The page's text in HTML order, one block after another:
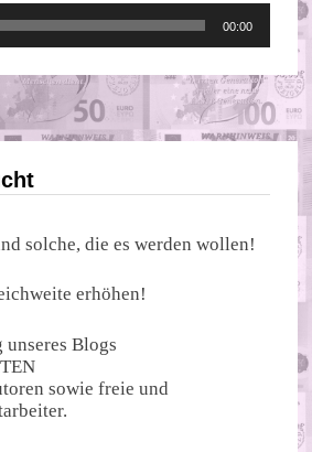
00:00
solche, die es werden wollen!
erhöhen!
unseres Blogs
sowie freie und